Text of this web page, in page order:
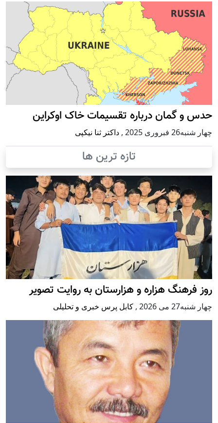
حدس و گمان درباره تقسیمات خاک اوکراین
چهار شنبه26 فبروری 2025 , داکتر ثنا نیکپی
تازه ترین ها
روز فرهنگ هزاره و هزارستان به روایت تصویر
چهار شنبه27 می 2026 , کابل پرس خبری و تحلیلی